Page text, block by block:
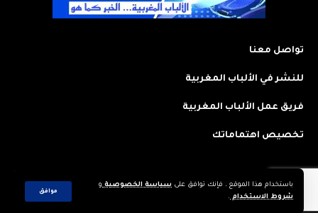
باستخدام هذا الموقع ، فإنك توافق على سياسة الخصوصية و
شروط الاستخدام .
موافق
تواصل معنا
للنشر في الألباب المغربية
فريق عمل الألباب المغربية
تخصيص اهتماماتك
2023 © جميع الحقوق محفوظة لجريدة: الألباب المغربية. تم تصميمه وتطويره